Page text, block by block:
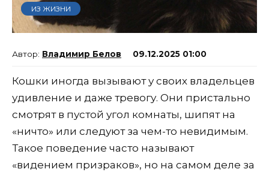
ИЗ ЖИЗНИ
Владимир Белов 09.12.2025 01:00
Кошки иногда вызывают у своих владельцев
удивление и даже тревогу. Они пристально
смотрят в пустой угол комнаты, шипят на
«ничто» или следуют за чем-то невидимым.
Такое поведение часто называют
«видением призраков», но на самом деле за